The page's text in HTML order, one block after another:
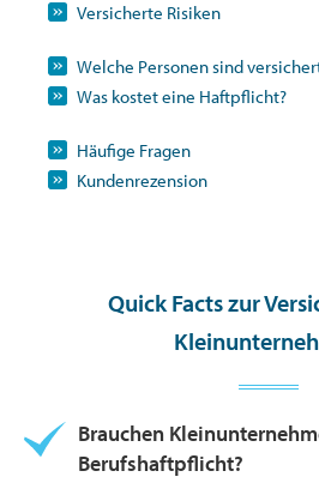
Versicherte Risiken
Welche Personen sind
Was kostet eine Haftpflicht?
Häufige Fragen
Kundenrezension
Quick Facts zur
Brauchen
Berufshaftpflicht?